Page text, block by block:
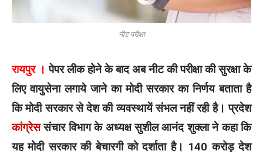
नीट परीक्षा
रायपुर । पेपर लीक होने के बाद अब नीट की परीक्षा की सुरक्षा के
लिए वायुसेना लगाये जाने का मोदी सरकार का निर्णय बताता है
कि मोदी सरकार से देश की व्यवस्थायें संभल नहीं रही है। प्रदेश
कांग्रेससंचार विभाग के अध्यक्ष सुशील आनंद शुक्ला ने कहा कि
यह मोदी सरकार की बेचारगी को दर्शाता है। 140 करोड़ देश